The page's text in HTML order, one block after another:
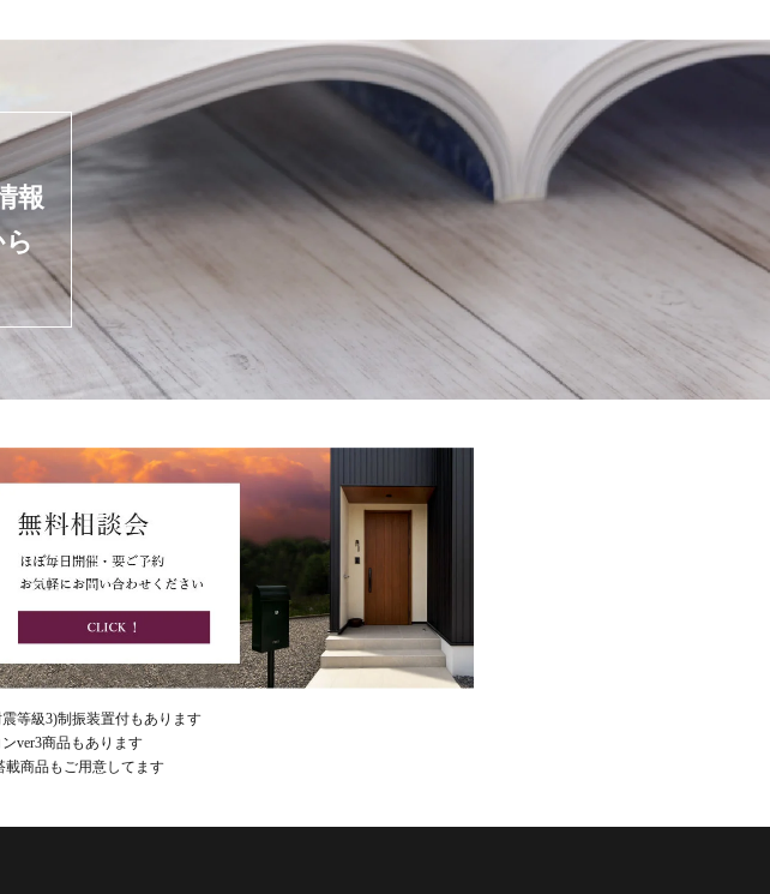
報
等級3)制振装置付もあります
ver3商品もあります
商品もご用意してます